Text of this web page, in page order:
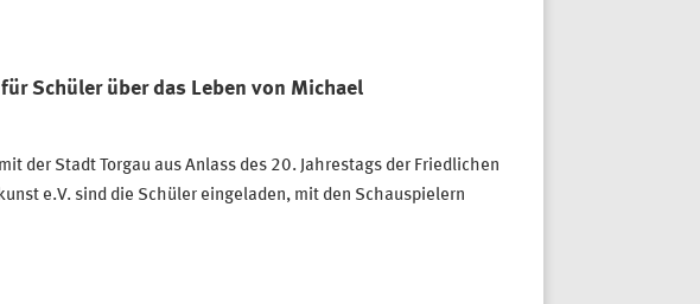
Schüler über das Leben von Michael
der Stadt Torgau aus Anlass des 20. Jahrestags der Friedlichen
e.V. sind die Schüler eingeladen, mit den Schauspielern